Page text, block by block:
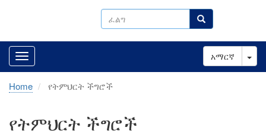
ፈልግ ፈልግ
አማርኛ
Home የትምህርት ችግሮች
የትምህርት ችግሮች